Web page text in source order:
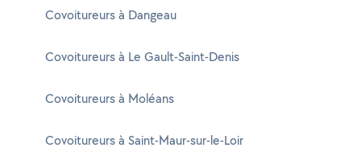
Covoitureurs à Dangeau
Covoitureurs à Le Gault-Saint-Denis
Covoitureurs à Moléans
Covoitureurs à Saint-Maur-sur-le-Loir